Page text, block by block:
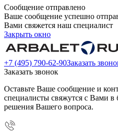
Сообщение отправлено
Ваше сообщение успешно
Вами свяжется наш специалист
Закрыть окно
+7 (495) 790-62-90Заказать
Заказать звонок
Оставьте Ваше сообщение и
специалисты свяжутся с Вами в
решения Вашего вопроса.